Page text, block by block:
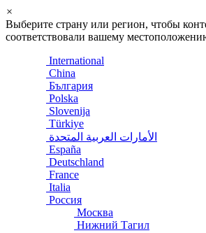
×
Выберите страну или регион, чтобы
соответствовали вашему
International
China
България
Polska
Slovenija
Türkiye
الأمارات العربية المتحدة
España
Deutschland
France
Italia
Россия
Москва
Нижний Тагил